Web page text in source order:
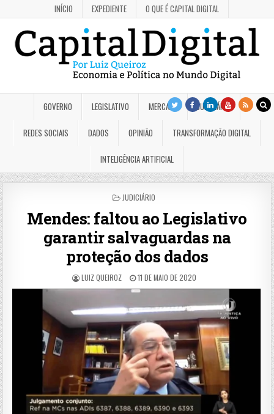
INÍCIO EXPEDIENTE O QUE É CAPITAL DIGITAL
GOVERNO LEGISLATIVO MERCADO JUDICIÁRIO
REDES SOCIAIS DADOS OPINIÃO TRANSFORMAÇÃO DIGITAL
INTELIGÊNCIA ARTIFICIAL
POSTED
JUDICIÁRIO
Mendes: faltou ao Legislativo
garantir salvaguardas na
proteção dos dados
LUIZ QUEIROZ 11 DE MAIO DE 2020